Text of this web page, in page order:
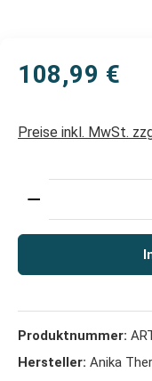
108,99 €
Preise inkl. MwSt.
Produkt Anzahl:
Produktnummer:
Hersteller: Anika